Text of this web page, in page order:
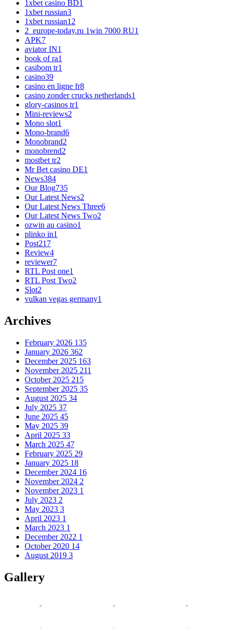
1xbet casino BD1
1xbet russian3
1xbet russian1 2
2_europe-today.ru 1win 7000 RU1
APK7
aviator IN1
book of ra1
casibom tr1
casino39
casino en ligne fr8
casino zonder crucks netherlands1
glory-casinos tr1
Mini-reviews2
Mono slot1
Mono-brand6
Monobrand2
monobrend2
mostbet tr2
Mr Bet casino DE1
News384
Our Blog735
Our Latest News2
Our Latest News Three6
Our Latest News Two2
ozwin au casino1
plinko in1
Post217
Review4
reviewer7
RTL Post one1
RTL Post Two2
Slot2
vulkan vegas germany1
Archives
February 2026 135
January 2026 362
December 2025 163
November 2025 211
October 2025 215
September 2025 35
August 2025 34
July 2025 37
June 2025 45
May 2025 39
April 2025 33
March 2025 47
February 2025 29
January 2025 18
December 2024 16
November 2024 2
November 2023 1
July 2023 2
May 2023 3
April 2023 1
March 2023 1
December 2022 1
October 2020 14
August 2019 3
Gallery